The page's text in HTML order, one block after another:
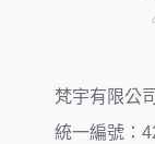
梵宇有限公司
統一編號：